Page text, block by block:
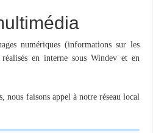
numériques (informations sur les
en interne sous Windev et en
nous faisons appel à notre réseau local